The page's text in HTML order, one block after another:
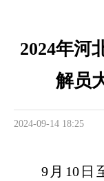
2024年河
解员
2024-09-14 18:25
9月10日